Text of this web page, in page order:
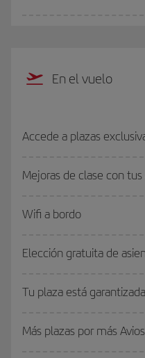
En el vuelo
Accede a plazas
Mejoras de clase con tus
Wifi a bordo
Elección gratuita de
Tu plaza está garantizada
Más plazas por más Avios